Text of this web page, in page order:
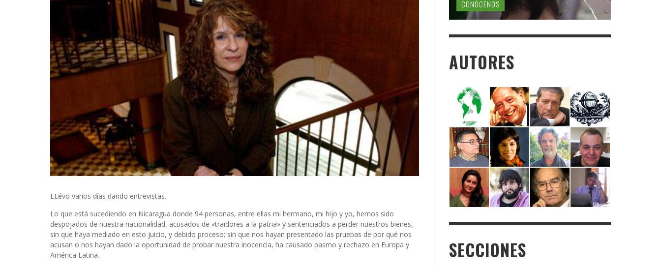
LLévo varios días dando entrevistas.
Lo que está sucediendo en Nicaragua donde 94 personas, entre ellas mi hermano, mi hijo y yo, hemos sido
despojados de nuestra nacionalidad, acusados de «traidores a la patria» y sentenciados a perder nuestros bienes,
sin que haya mediado en esto juicio, y debido proceso; sin que nos hayan presentado las pruebas de por qué nos
acusan o nos hayan dado la oportunidad de probar nuestra inocencia, ha causado pasmo y rechazo en Europa y
América Latina.
CONÓCENOS
AUTORES
SECCIONES